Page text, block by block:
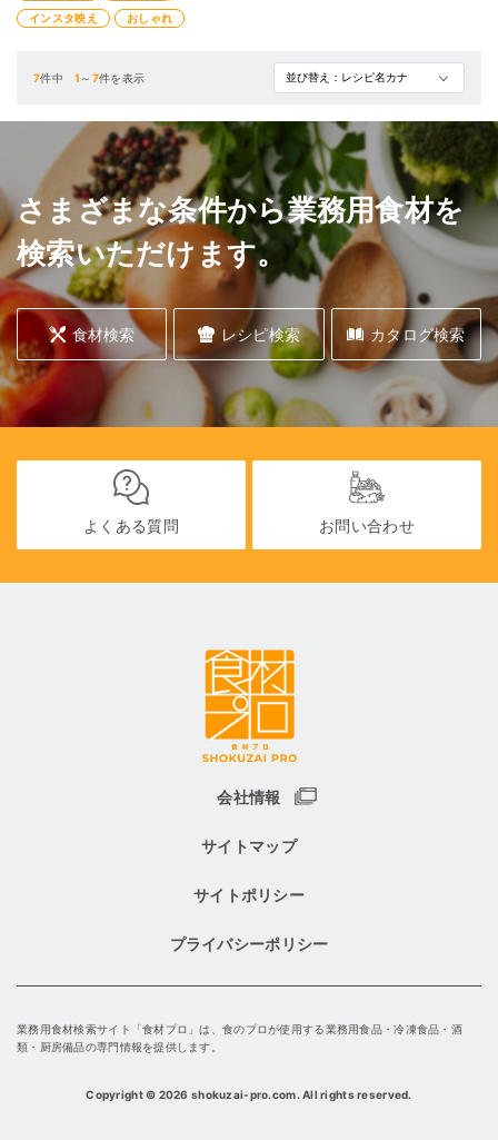
インスタ映え
おしゃれ
7件中1 ～ 7件を表示
さまざまな条件から業務用食材を
検索いただけます。
食材検索 レシピ検索 カタログ検索
よくある質問 お問い合わせ
会社情報
サイトマップ
サイトポリシー
プライバシーポリシー
業務用食材検索サイト「食材プロ」は、食のプロが使用する業務用食品・冷凍食品・酒
類・厨房備品の専門情報を提供します。
Copyright © 2026 shokuzai-pro.com. All rights reserved.